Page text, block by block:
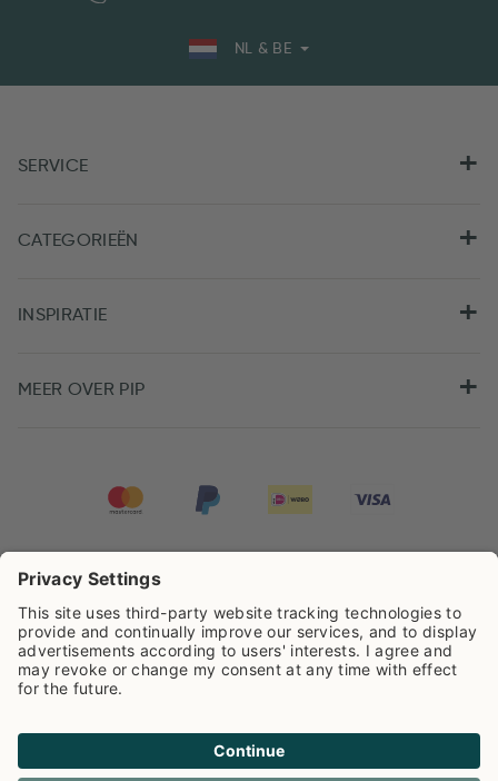
NL & BE
SERVICE
CATEGORIEËN
INSPIRATIE
MEER OVER PIP
op basis van7981beoordelingen